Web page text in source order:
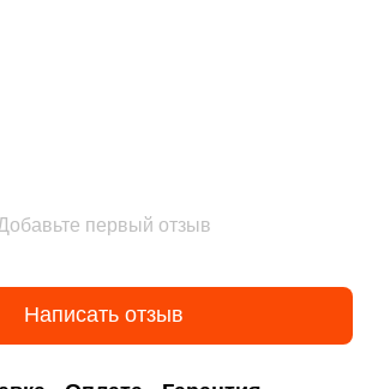
первый отзыв
Написать отзыв